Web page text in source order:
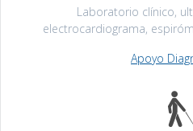
Laboratorio clínico,
electrocardiograma,
Apoyo